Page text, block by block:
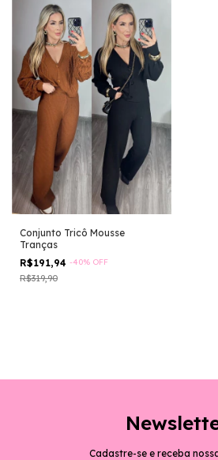
Conjunto Tricô Mousse
Tranças
R$191,94 -40% OFF
R$319,90
Cadastre-se e receba